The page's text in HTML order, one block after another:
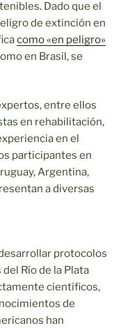
Dado que el
de extinción en
como «en peligro»
en Brasil, se
entre ellos
en rehabilitación,
en el
participantes en
Argentina,
a diversas
protocolos
Río de la Plata
científicos,
de
han